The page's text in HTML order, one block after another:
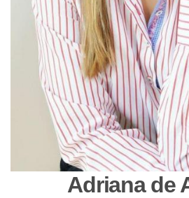
Adriana de